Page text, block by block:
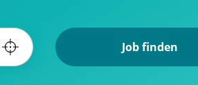
Job finden